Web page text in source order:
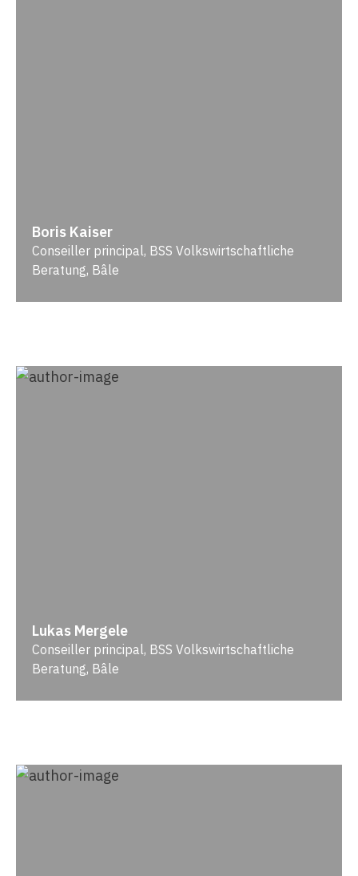
Boris Kaiser
Conseiller principal, BSS Volkswirtschaftliche
Beratung, Bâle
Lukas Mergele
Conseiller principal, BSS Volkswirtschaftliche
Beratung, Bâle